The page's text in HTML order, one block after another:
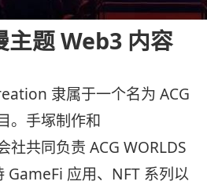
主题 Web3 内容
隶属于一个名为 ACG
。手塚制作和
社共同负责 ACG WORLDS
GameFi 应用、NFT 系列以